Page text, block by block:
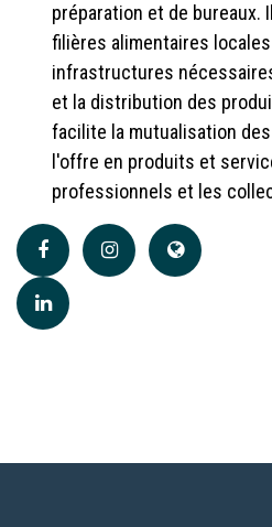
préparation et de bureaux.
filières alimentaires
infrastructures
et la distribution des
facilite la mutualisation
l'offre en produits et
professionnels et les